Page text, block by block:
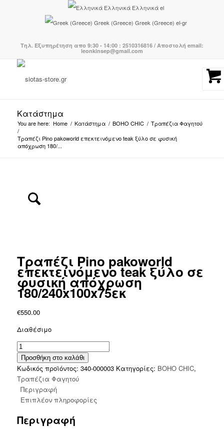
Ελληνικά Ελληνικά el
Greek (Greece) Greek (Greece) el-gr
Τηλ. Εξυπηρέτηση απο 9:30 - 14:00 : 2510316816 / Αποστολή email:
leonkinsep@gmail.com
Κατάστημα
You are here: Home / Κατάστημα / BOHO CHIC / Τραπέζια Φαγητού
/
Τραπέζι Pino pakoworld επεκτεινόμενο teak ξύλο σε φυσική
απόχρωση 180/...
Τραπέζι Pino pakoworld
επεκτεινόμενο teak ξύλο σε
φυσική απόχρωση
180/240x100x75εκ
€550.00
Διαθέσιμο
Τραπέζι
Pino
pakoworld
επεκτεινόμενο
teak
ξύλο
φυσική
Προσθήκη στο καλάθι
Κωδικός προϊόντος: 340-000003 Κατηγορίες: BOHO CHIC,
Τραπέζια Φαγητού
Περιγραφή
Επιπλέον πληροφορίες
Περιγραφή